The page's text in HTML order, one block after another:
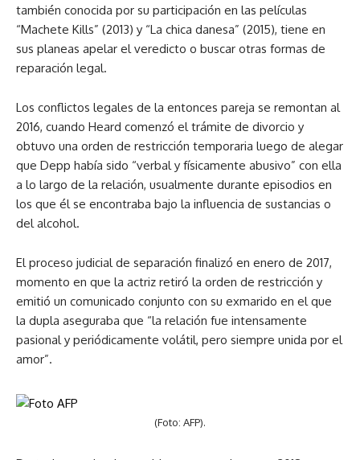
también conocida por su participación en las películas
“Machete Kills” (2013) y “La chica danesa” (2015), tiene en
sus planeas apelar el veredicto o buscar otras formas de
reparación legal.
Los conflictos legales de la entonces pareja se remontan al
2016, cuando Heard comenzó el trámite de divorcio y
obtuvo una orden de restricción temporaria luego de alegar
que Depp había sido “verbal y físicamente abusivo” con ella
a lo largo de la relación, usualmente durante episodios en
los que él se encontraba bajo la influencia de sustancias o
del alcohol.
El proceso judicial de separación finalizó en enero de 2017,
momento en que la actriz retiró la orden de restricción y
emitió un comunicado conjunto con su exmarido en el que
la dupla aseguraba que “la relación fue intensamente
pasional y periódicamente volátil, pero siempre unida por el
amor”.
(Foto: AFP).